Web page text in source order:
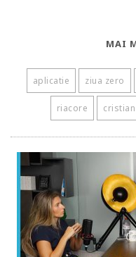
MAI
aplicatie ziua zero
riacore